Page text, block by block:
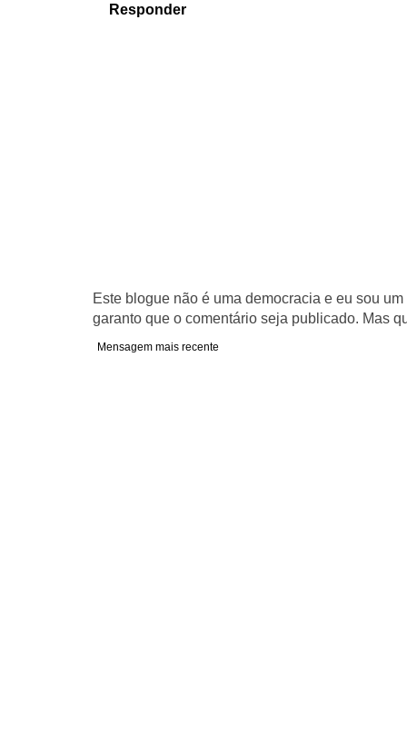
Responder
Este blogue não é uma democracia e eu sou
garanto que o comentário seja publicado. Mas
Mensagem mais recente